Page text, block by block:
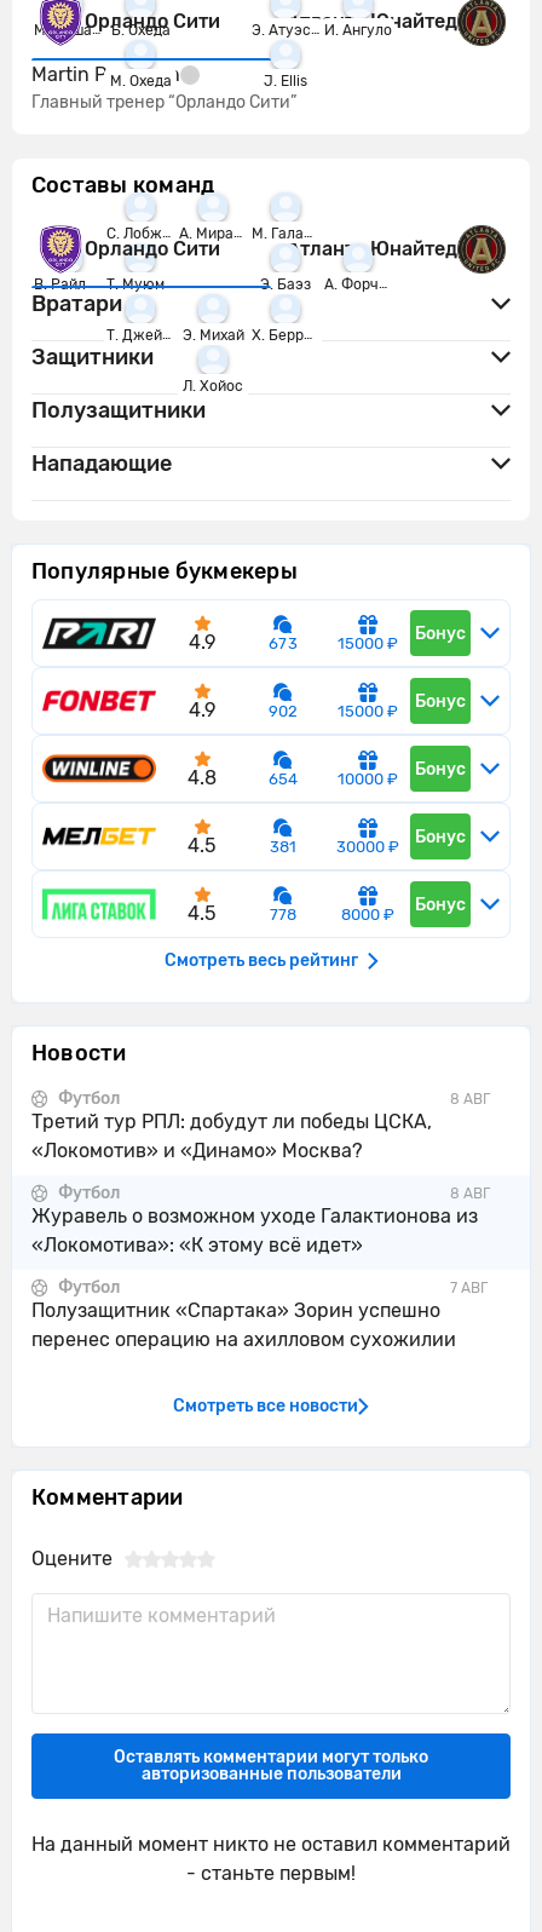
М. Пашалич Б. Охеда Э. Атуэста И. Ангуло
М. Охеда J. Ellis
Л. Хойос
Т. Джейкоб Э. Михай Х. Беррокал
В. Райлли Т. Муюмба Э. Баэз А. Форчун
С. Лобжанидзе А. Миранчук М. Галарса
Орландо Сити Атланта Юнайтед
Martin Perelman
Главный тренер “Орландо Сити”
Составы команд
Орландо Сити Атланта Юнайтед
Вратари
Защитники
Полузащитники
Нападающие
Популярные букмекеры
4.9 673 15000 ₽ Бонус
4.9 902 15000 ₽ Бонус
4.8 654 10000 ₽ Бонус
4.5 381 30000 ₽ Бонус
4.5 778 8000 ₽ Бонус
Смотреть весь рейтинг
Новости
8 АВГ
Футбол
Третий тур РПЛ: добудут ли победы ЦСКА,
«Локомотив» и «Динамо» Москва?
8 АВГ
Футбол
Журавель о возможном уходе Галактионова из
«Локомотива»: «К этому всё идет»
7 АВГ
Футбол
Полузащитник «Спартака» Зорин успешно
перенес операцию на ахилловом сухожилии
Смотреть все новости
Комментарии
Оцените
Оставлять комментарии могут только
авторизованные пользователи
На данный момент никто не оставил комментарий
- станьте первым!